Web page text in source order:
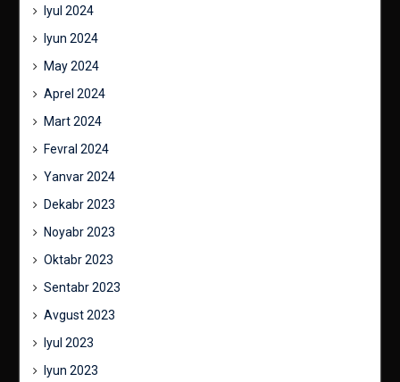
Iyul 2024
Iyun 2024
May 2024
Aprel 2024
Mart 2024
Fevral 2024
Yanvar 2024
Dekabr 2023
Noyabr 2023
Oktabr 2023
Sentabr 2023
Avgust 2023
Iyul 2023
Iyun 2023